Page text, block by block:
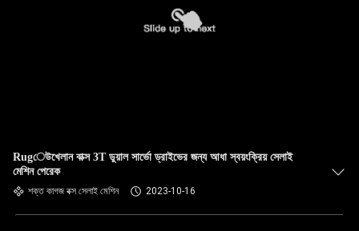
Rugেউখেলান বাক্স 3T ডুয়াল সার্ভো ড্রাইভের জন্য আধা স্বয়ংক্রিয় সেলাই
মেশিন পেরেক
শক্ত কাগজ বক্স সেলাই মেশিন 2023-10-16